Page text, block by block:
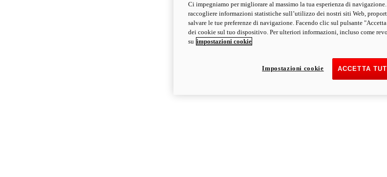
Ci impegniamo per migliorare al massimo la tua esperienza di
raccogliere informazioni statistiche sull’utilizzo dei nostri siti Web,
salvare le tue preferenze di navigazione. Facendo clic sul pulsante
dei cookie sul tuo dispositivo. Per ulteriori informazioni, incluso come
su impostazioni cookie
ACCETTA
Impostazioni cookie